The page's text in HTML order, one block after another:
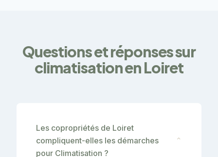
Questions et réponses sur
climatisation en Loiret
Les copropriétés de Loiret
compliquent-elles les démarches
pour Climatisation ?
⌄